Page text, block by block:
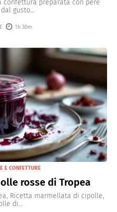
confettura preparata con pere
gusto...
1h 30m
E CONFETTURE
rosse di Tropea
Ricetta marmellata di cipolle,
di...